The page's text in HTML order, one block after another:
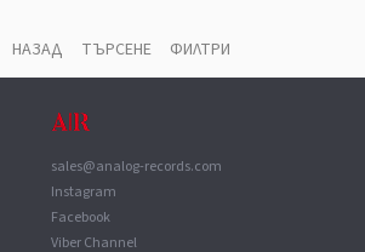
НАЗАД ТЪРСЕНЕ ФИЛТРИ
sales@analog-records.com
Instagram
Facebook
Viber Channel